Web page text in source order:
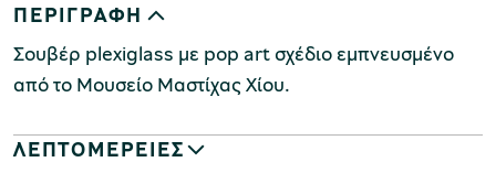
ΠΕΡΙΓΡΑΦΗ
Σουβέρ plexiglass με pop art σχέδιo εμπνευσμένο
από το Μουσείο Μαστίχας Χίου.
ΛΕΠΤΟΜΕΡΕΙΕΣ